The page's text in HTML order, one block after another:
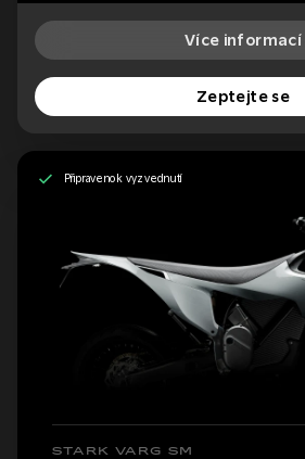
Více informací
Zeptejte se
Připraveno k vyzvednutí
STARK VARG SM